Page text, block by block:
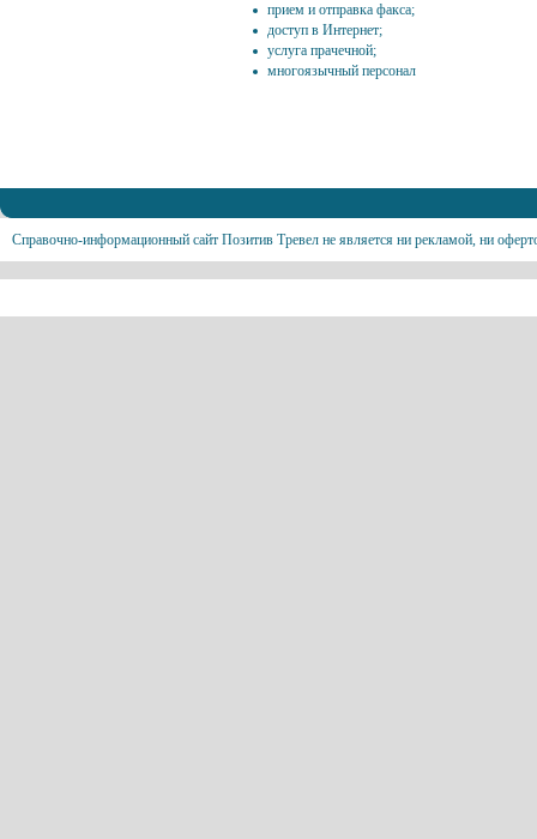
прием и отправка факса;
доступ в Интернет;
услуга прачечной;
многоязычный персонал
Справочно-информационный сайт Позитив Тревел не является ни рекламой, ни